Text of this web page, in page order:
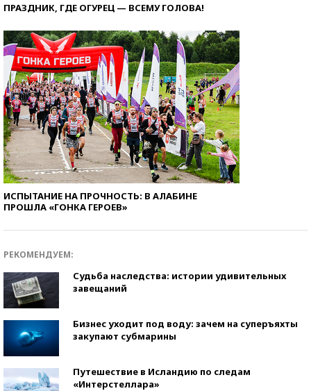
ПРАЗДНИК, ГДЕ ОГУРЕЦ — ВСЕМУ ГОЛОВА!
ИСПЫТАНИЕ НА ПРОЧНОСТЬ: В АЛАБИНЕ
ПРОШЛА «ГОНКА ГЕРОЕВ»
РЕКОМЕНДУЕМ:
Судьба наследства: истории удивительных
завещаний
Бизнес уходит под воду: зачем на суперъяхты
закупают субмарины
Путешествие в Исландию по следам
«Интерстеллара»